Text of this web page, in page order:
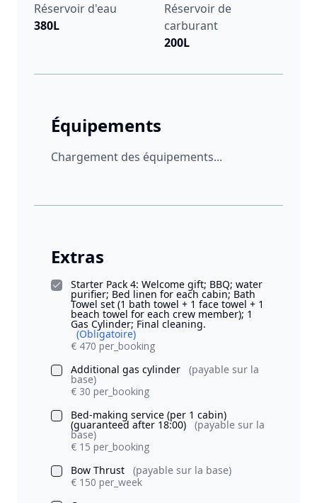
Réservoir d'eau
380L
Réservoir de
carburant
200L
Équipements
Chargement des équipements...
Extras
Starter Pack 4: Welcome gift; BBQ; water
purifier; Bed linen for each cabin; Bath
Towel set (1 bath towel + 1 face towel + 1
beach towel for each crew member); 1
Gas Cylinder; Final cleaning.
(Obligatoire)
€ 470 per_booking
Additional gas cylinder
(payable sur la
base)
€ 30 per_booking
Bed-making service (per 1 cabin)
(guaranteed after 18:00) (payable sur la
base)
€ 15 per_booking
Bow Thrust
(payable sur la base)
€ 150 per_week